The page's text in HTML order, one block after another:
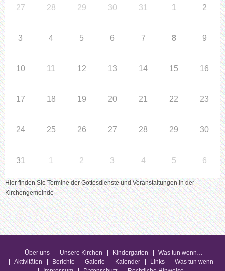
27 28 29 30 31 1 2
3 4 5 6 7 8 9
10 11 12 13 14 15 16
17 18 19 20 21 22 23
24 25 26 27 28 29 30
31 1 2 3 4 5 6
Hier finden Sie Termine der Gottesdienste und Veranstaltungen in der
Kirchengemeinde
Über uns Unsere Kirchen Kindergarten
Was tun wenn…
Aktivitäten
Berichte Galerie Kalender Links
Was tun wenn